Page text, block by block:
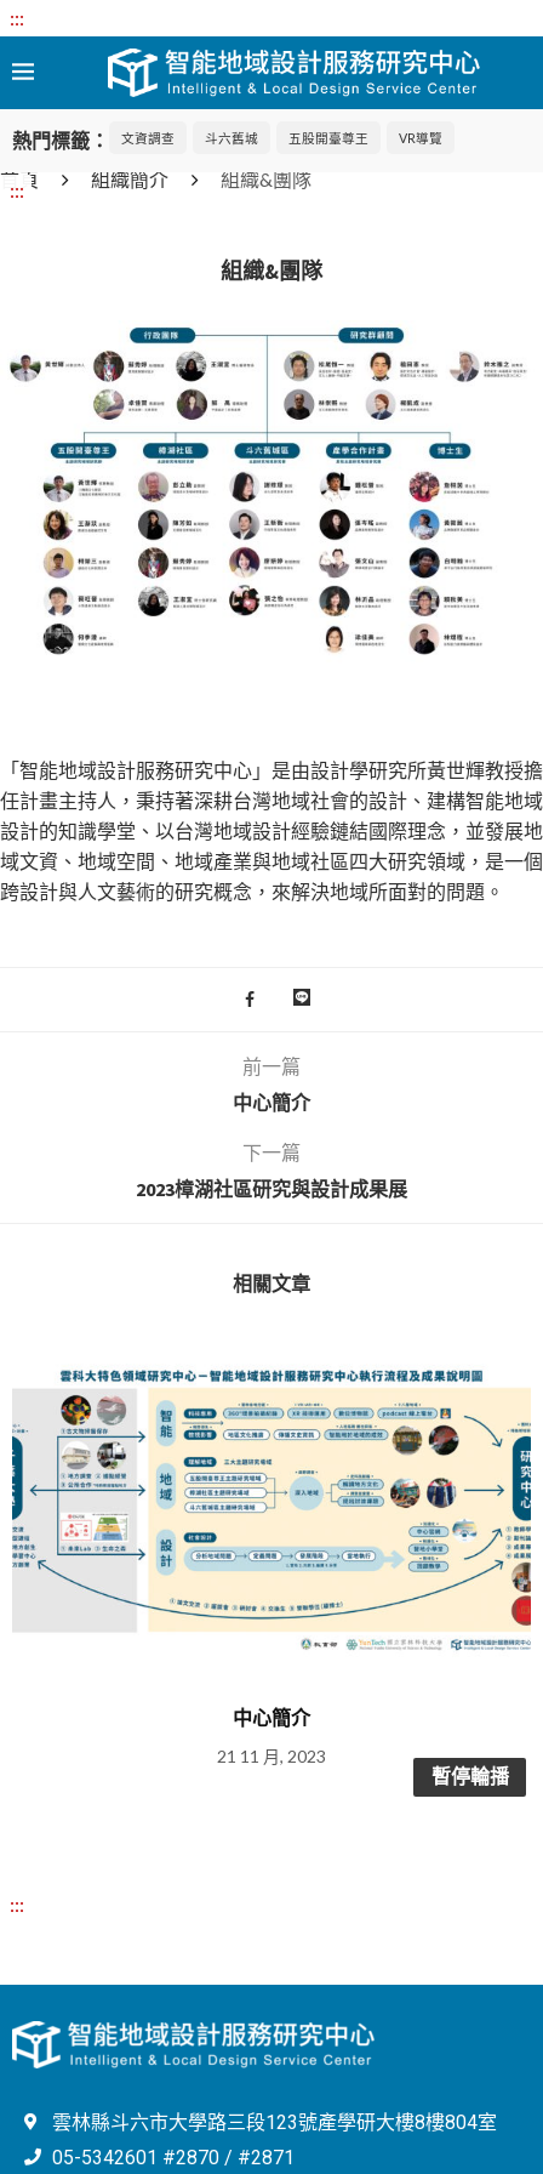
:::
熱門標籤： 文資調查 斗六舊城 五股開臺尊王 VR導覽
:::
首頁 組織簡介 組織&團隊
組織&團隊
「智能地域設計服務研究中心」是由設計學研究所黃世輝教授擔
任計畫主持人，秉持著深耕台灣地域社會的設計、建構智能地域
設計的知識學堂、以台灣地域設計經驗鏈結國際理念，並發展地
域文資、地域空間、地域產業與地域社區四大研究領域，是一個
跨設計與人文藝術的研究概念，來解決地域所面對的問題。
前一篇
中心簡介
下一篇
2023樟湖社區研究與設計成果展
相關文章
中心簡介
21 11 月, 2023
暫停輪播
:::
雲林縣斗六市大學路三段123號產學研大樓8樓804室
05-5342601 #2870 / #2871